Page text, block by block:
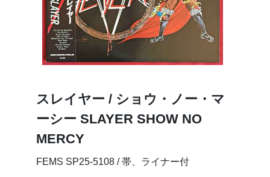
スレイヤー / ショウ・ノー・マ
ーシー SLAYER SHOW NO
MERCY
FEMS SP25-5108 / 帯、ライナー付